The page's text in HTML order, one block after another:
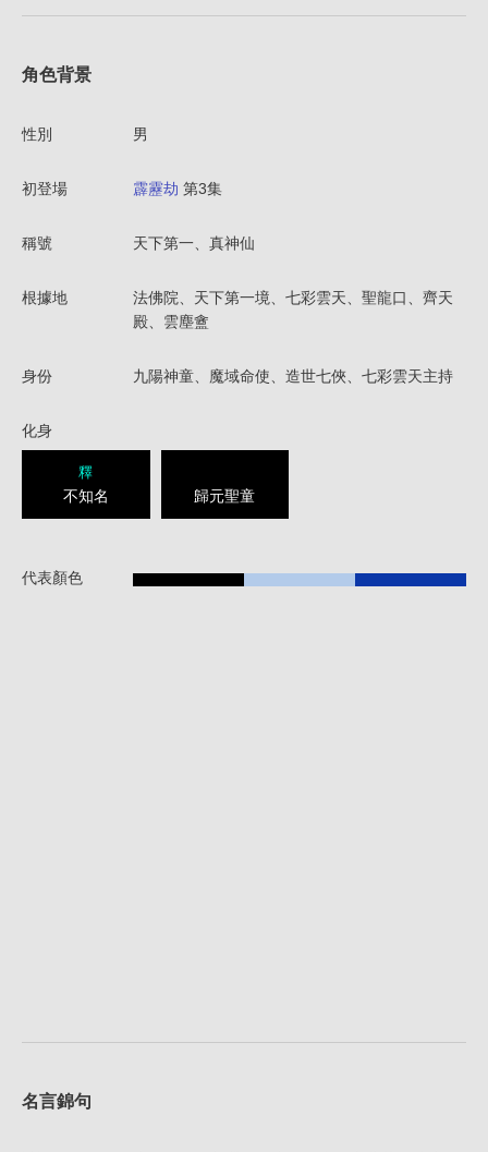
角色背景
性別 男
初登場 霹靂劫 第3集
稱號 天下第一、真神仙
根據地
法佛院、天下第一境、七彩雲天、聖龍口、齊天
殿、雲塵盦
身份 九陽神童、魔域命使、造世七俠、七彩雲天主持
化身
釋
不知名 歸元聖童
代表顏色
名言錦句